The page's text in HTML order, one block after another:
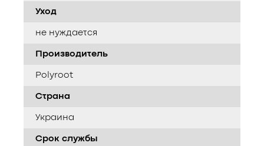
Уход
не нуждается
Производитель
Polyroot
Страна
Украина
Срок службы